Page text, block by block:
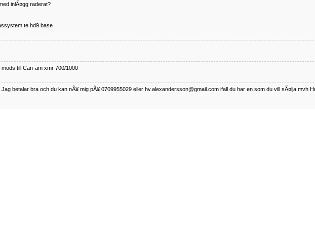
inlÃ¤gg raderat?
te hd9 base
till Can-am xmr 700/1000
betalar bra och du kan nÃ¥ mig pÃ¥ 0709955029 eller hv.alexandersson@gmail.com ifall du har en som du vill sÃ¤lja mvh